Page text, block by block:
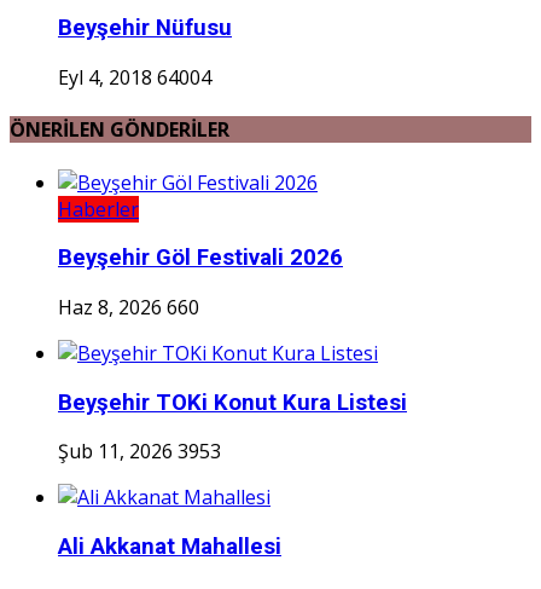
Beyşehir Nüfusu
Eyl 4, 2018 64004
ÖNERİLEN GÖNDERİLER
Haberler
Beyşehir Göl Festivali 2026
Haz 8, 2026 660
Beyşehir TOKi Konut Kura Listesi
Şub 11, 2026 3953
Ali Akkanat Mahallesi